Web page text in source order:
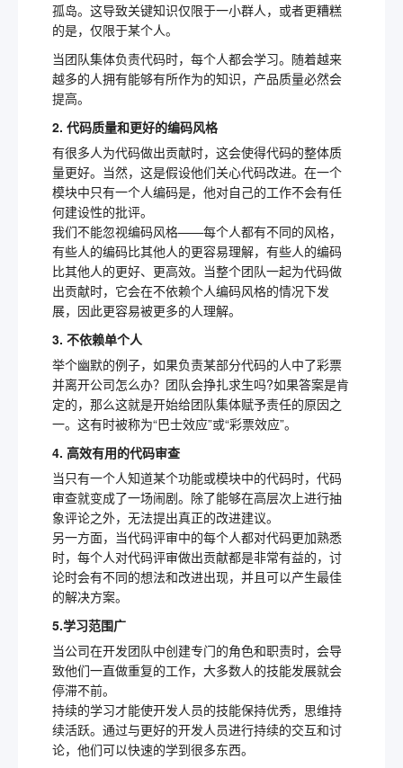
孤岛。这导致关键知识仅限于一小群人，或者更糟糕
的是，仅限于某个人。
当团队集体负责代码时，每个人都会学习。随着越来
越多的人拥有能够有所作为的知识，产品质量必然会
提高。
2. 代码质量和更好的编码风格
有很多人为代码做出贡献时，这会使得代码的整体质
量更好。当然，这是假设他们关心代码改进。在一个
模块中只有一个人编码是，他对自己的工作不会有任
何建设性的批评。
我们不能忽视编码风格——每个人都有不同的风格，
有些人的编码比其他人的更容易理解，有些人的编码
比其他人的更好、更高效。当整个团队一起为代码做
出贡献时，它会在不依赖个人编码风格的情况下发
展，因此更容易被更多的人理解。
3. 不依赖单个人
举个幽默的例子，如果负责某部分代码的人中了彩票
并离开公司怎么办？团队会挣扎求生吗?如果答案是肯
定的，那么这就是开始给团队集体赋予责任的原因之
一。这有时被称为“巴士效应”或“彩票效应”。
4. 高效有用的代码审查
当只有一个人知道某个功能或模块中的代码时，代码
审查就变成了一场闹剧。除了能够在高层次上进行抽
象评论之外，无法提出真正的改进建议。
另一方面，当代码评审中的每个人都对代码更加熟悉
时，每个人对代码评审做出贡献都是非常有益的，讨
论时会有不同的想法和改进出现，并且可以产生最佳
的解决方案。
5.学习范围广
当公司在开发团队中创建专门的角色和职责时，会导
致他们一直做重复的工作，大多数人的技能发展就会
停滞不前。
持续的学习才能使开发人员的技能保持优秀，思维持
续活跃。通过与更好的开发人员进行持续的交互和讨
论，他们可以快速的学到很多东西。